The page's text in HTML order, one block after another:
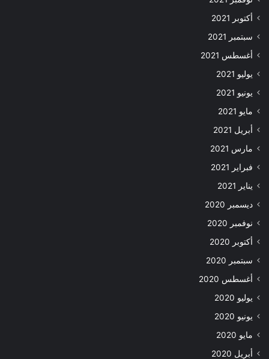
أكتوبر 2021
سبتمبر 2021
أغسطس 2021
يوليو 2021
يونيو 2021
مايو 2021
أبريل 2021
مارس 2021
فبراير 2021
يناير 2021
ديسمبر 2020
نوفمبر 2020
أكتوبر 2020
سبتمبر 2020
أغسطس 2020
يوليو 2020
يونيو 2020
مايو 2020
أبريل 2020